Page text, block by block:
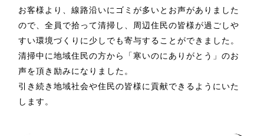
お客様より、線路沿いにゴミが多いとお声がありました
ので、全員で拾って清掃し、周辺住民の皆様が過ごしや
すい環境づくりに少しでも寄与することができました。
清掃中に地域住民の方から「寒いのにありがとう」のお
声を頂き励みになりました。
引き続き地域社会や住民の皆様に貢献できるようにいた
します。